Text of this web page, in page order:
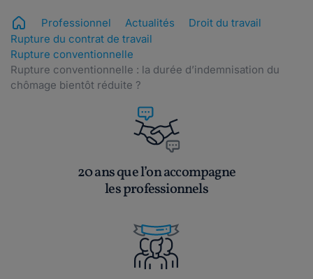
Professionnel Actualités
Droit du travail
Rupture du contrat de travail
Rupture conventionnelle
Rupture conventionnelle : la durée d’indemnisation du
chômage bientôt réduite ?
20 ans que l’on accompagne
les professionnels